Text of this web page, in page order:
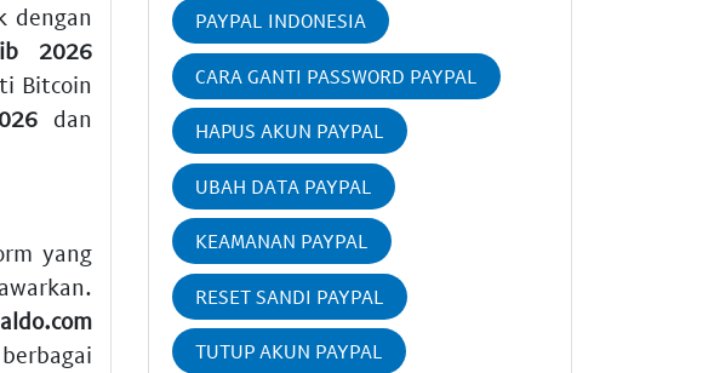
dengan
2026
Bitcoin
dan
yang
PAYPAL INDONESIA
CARA GANTI PASSWORD PAYPAL
HAPUS AKUN PAYPAL
UBAH DATA PAYPAL
KEAMANAN PAYPAL
RESET SANDI PAYPAL
TUTUP AKUN PAYPAL